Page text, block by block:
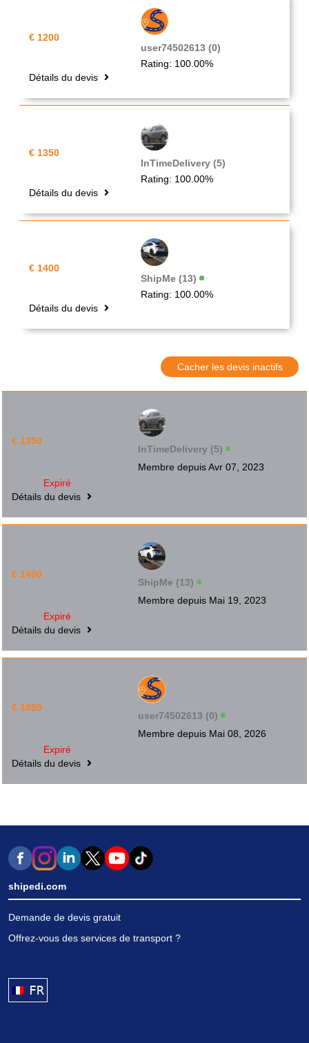
€ 1200
user74502613 (0)
Rating: 100.00%
Détails du devis
€ 1350
InTimeDelivery (5)
Rating: 100.00%
Détails du devis
€ 1400
ShipMe (13)
Rating: 100.00%
Détails du devis
Cacher les devis inactifs
€ 1350
InTimeDelivery (5)
Membre depuis Avr 07, 2023
Expiré
Détails du devis
€ 1400
ShipMe (13)
Membre depuis Mai 19, 2023
Expiré
Détails du devis
€ 1850
user74502613 (0)
Membre depuis Mai 08, 2026
Expiré
Détails du devis
shipedi.com
Demande de devis gratuit
Offrez-vous des services de transport ?
FRANÇAIS